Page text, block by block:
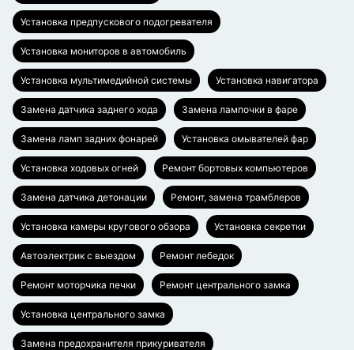
Установка предпускового подогревателя
Установка мониторов в автомобиль
Установка мультимедийной системы Установка навигатора
Замена датчика заднего хода Замена лампочки в фаре
Замена ламп задних фонарей Установка омывателей фар
Установка ходовых огней Ремонт бортовых компьютеров
Замена датчика детонации Ремонт, замена трамблеров
Установка камеры кругового обзора Установка секретки
Автоэлектрик с выездом Ремонт лебедок
Ремонт моторчика печки Ремонт центрального замка
Установка центрального замка
Замена предохранителя прикуривателя